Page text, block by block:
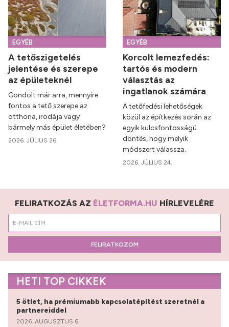
EGYÉB
A tetőszigetelés
jelentése és szerepe
az épületeknél
Gondolt már arra, mennyire
fontos a tető szerepe az
otthona, irodája vagy
bármely más épület életében?
2026. JÚLIUS 26.
EGYÉB
Korcolt lemezfedés:
tartós és modern
választás az
ingatlanok számára
A tetőfedési lehetőségek
közül az építkezés során az
egyik kulcsfontosságú
döntés, hogy melyik
módszert válassza.
2026. JÚLIUS 24.
FELIRATKOZÁS AZ ÉLETFORMA.HU HÍRLEVELÉRE
FELIRATKOZOM
HETI TOP CIKKEK
5 ötlet, ha prémiumabb kapcsolatépítést szeretnél a
partnereiddel
2026. AUGUSZTUS 6.